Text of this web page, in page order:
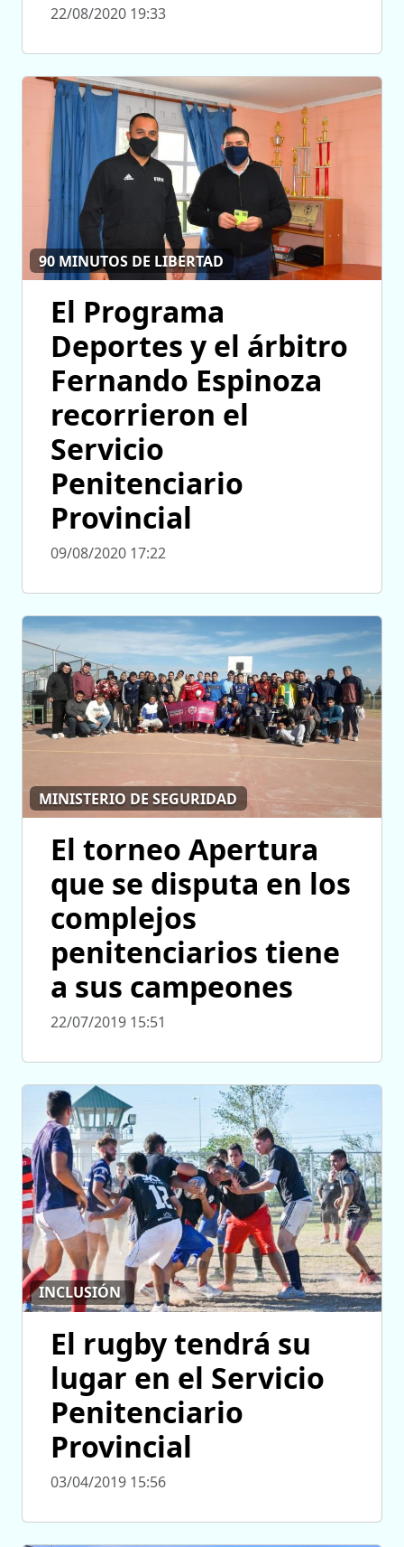
22/08/2020 19:33
90 MINUTOS DE LIBERTAD
El Programa
Deportes y el árbitro
Fernando Espinoza
recorrieron el
Servicio
Penitenciario
Provincial
09/08/2020 17:22
MINISTERIO DE SEGURIDAD
El torneo Apertura
que se disputa en los
complejos
penitenciarios tiene
a sus campeones
22/07/2019 15:51
INCLUSIÓN
El rugby tendrá su
lugar en el Servicio
Penitenciario
Provincial
03/04/2019 15:56